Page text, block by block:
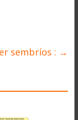
sembríos : →